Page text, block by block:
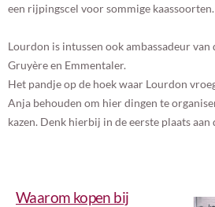
een rijpingscel voor sommige kaassoorten.
Lourdon is intussen ook ambassadeur van
Gruyère en Emmentaler.
Het pandje op de hoek waar Lourdon
Anja behouden om hier dingen te
kazen. Denk hierbij in de eerste plaats aan
Waarom kopen bij